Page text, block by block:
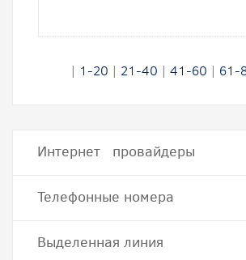
| 1-20 | 21-40 | 41-60 | 61-
Интернет провайдеры
Телефонные номера
Выделенная линия